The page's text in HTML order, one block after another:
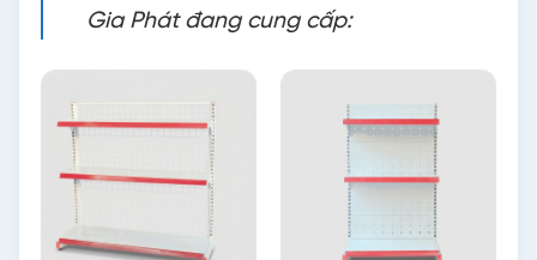
Gia Phát đang cung cấp: